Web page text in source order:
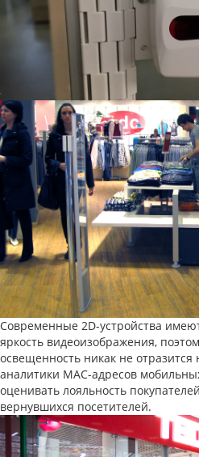
Современные 2D-устройства
яркость видеоизображения,
освещенность никак не отразится
аналитики MAC-адресов
оценивать лояльность
вернувшихся посетителей.